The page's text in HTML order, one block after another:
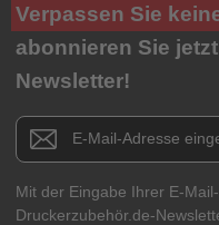
Verpassen Sie
abonnieren Sie
Newsletter!
Newsletter E-Mail Adresse
Mit der Eingabe Ihrer E-
Druckerzubehör.de-